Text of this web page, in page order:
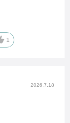
1
2026.7.18